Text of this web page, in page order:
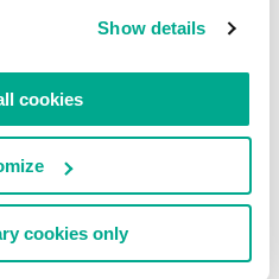
Show details
cookies
cookies only